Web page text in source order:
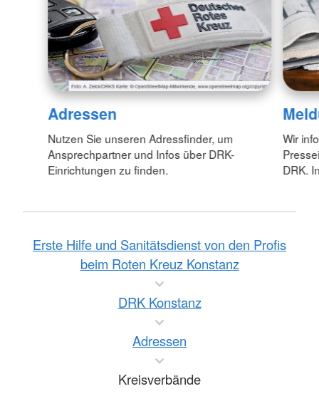
Adressen
Nutzen Sie unseren Adressfinder, um
Ansprechpartner und Infos über DRK-
Einrichtungen zu finden.
Wir
DRK.
Erste Hilfe und Sanitätsdienst von den Profis
beim Roten Kreuz Konstanz
DRK Konstanz
Adressen
Kreisverbände